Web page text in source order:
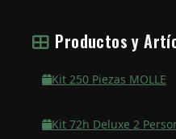
Productos y
Kit 250 Piezas MOLLE
Kit 72h Deluxe 2